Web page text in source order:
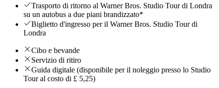
Trasporto di ritorno al Warner Bros. Studio Tour di Londra
su un autobus a due piani brandizzato*
Biglietto d'ingresso per il Warner Bros. Studio Tour di
Londra
Cibo e bevande
Servizio di ritiro
Guida digitale (disponibile per il noleggio presso lo Studio
Tour al costo di £ 5,25)